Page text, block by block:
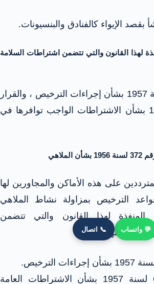
الإيواء كالفنادق والبنسيونات.
لهذا القانون والتي تتضمن اشتراطات السلامة
القرار رقم 423 لسنة 1957 بشأن إجراءات الترخيص ، والقرار
رقم 424 لسنة 1957 بشأن الاشتراطات الواجب توافرها في
الملاهي
على هذه الأماكن والمجاورين لها
الترخيص بمزاولة نشاط الملاهي
المنفذة لهذا القانون والتي تتضمن
المهنية هي :
– القرار 698 لسنة 1957 بشأن الاشتراطات العامة
💬 واتساب 📞 اتصال